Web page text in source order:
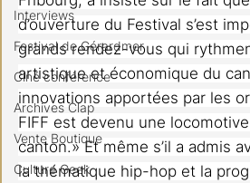
Interviews
Festival de Gérardmer
Ciné conférence
Archives Clap
Vente Boutique
Culture Geek
d’ouverture du Festival s’est
grands rendez-vous qui
artistique et économique du
innovations apportées par les
FIFF est devenu une
canton.» Et même s’il a admis
la thématique hip-hop et la